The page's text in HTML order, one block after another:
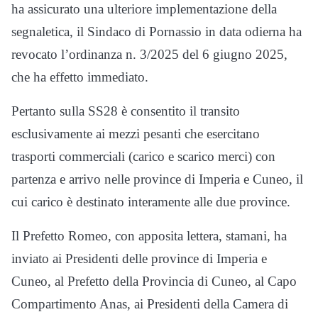
ha assicurato una ulteriore implementazione della
segnaletica, il Sindaco di Pornassio in data odierna ha
revocato l’ordinanza n. 3/2025 del 6 giugno 2025,
che ha effetto immediato.
Pertanto sulla SS28 è consentito il transito
esclusivamente ai mezzi pesanti che esercitano
trasporti commerciali (carico e scarico merci) con
partenza e arrivo nelle province di Imperia e Cuneo, il
cui carico è destinato interamente alle due province.
Il Prefetto Romeo, con apposita lettera, stamani, ha
inviato ai Presidenti delle province di Imperia e
Cuneo, al Prefetto della Provincia di Cuneo, al Capo
Compartimento Anas, ai Presidenti della Camera di